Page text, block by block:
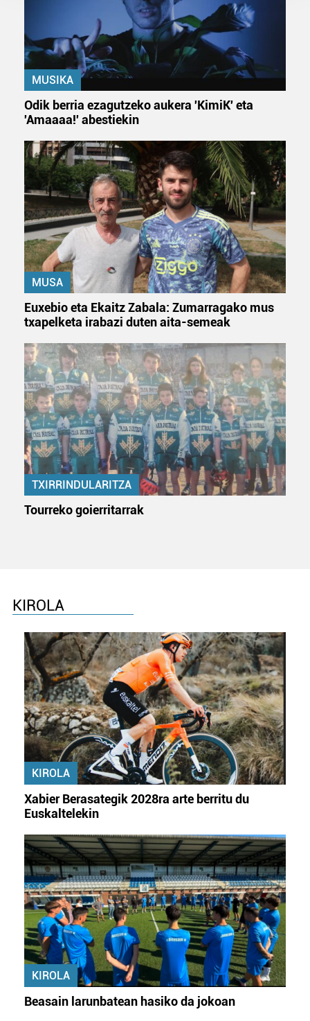
prozesatzen ditugu, zure IP zenbakia, besteak beste,
teknologia erabiliz, cookieak adibidez, iragarki eta eduki
pertsonalizatuak eskaintzeko, iragarkiak eta edukia
neurtzeko, jendeari buruzko informazioa biltzeko eta
produktuak garatzeko. Zure datuak nork eta zertarako
erabiltzen dituen hauta dezakezu.
interes komertzial legitimoetan babesten dira. Ikusi gure
bazkideen zerrenda, beren ustez zein helburutarako
duten interes legitimoa eta horren aurka nola egin
dezakezun ikusteko.
Lortu zure datu pertsonalak prozesatzeko moduari
buruzko informazio gehiago eta ezarri zure lehentasunak
datuen atalean. Edozein unetan alda edo ken dezakezu
zure baimena Cookieen adierazpenean.
Webgune honek cookie propioak eta hirugarrenen cookie-
fitxategiak erabiltzen ditu. Zure esperientzia eta
zerbitzuak hobetzeko asmoz, cookie teknologiaz
baliatzen gara. Ohar hau onartuz gero, teknologia hori
erabiltzeko baimen esplizitua ematen diguzu.Gehiago
irakurri
MUSIKA
Odik berria ezagutzeko aukera 'KimiK' eta
'Amaaaa!' abestiekin
MUSA
Euxebio eta Ekaitz Zabala: Zumarragako mus
txapelketa irabazi duten aita-semeak
TXIRRINDULARITZA
Tourreko goierritarrak
KIROLA
KIROLA
Xabier Berasategik 2028ra arte berritu du
Euskaltelekin
KIROLA
Beasain larunbatean hasiko da jokoan